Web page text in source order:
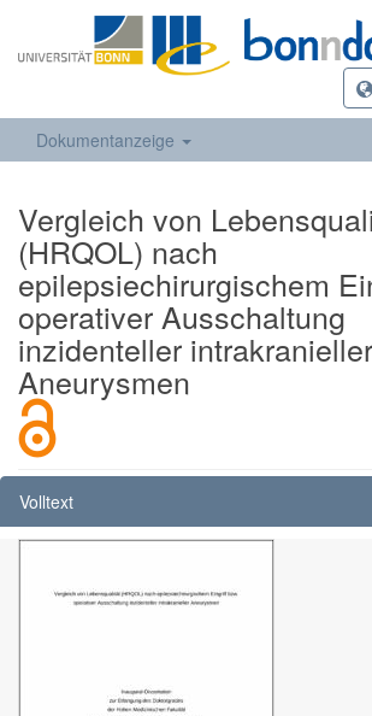
Dokumentanzeige
Vergleich von
(HRQOL) nach
epilepsiechirurgischem
operativer Ausschaltung
inzidenteller intrakranieller
Aneurysmen
Volltext